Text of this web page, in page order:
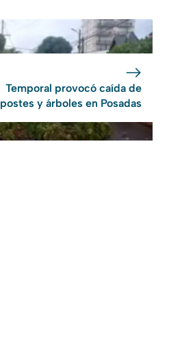
Temporal provocó caída de
postes y árboles en Posadas